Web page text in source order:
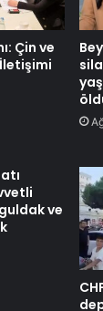
Çin ve
ve